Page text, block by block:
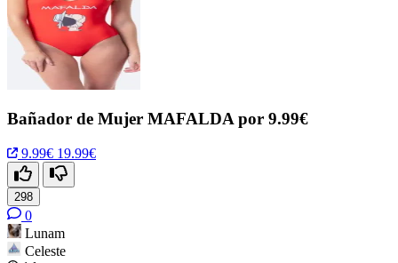
Bañador de Mujer MAFALDA por 9.99€
9.99€ 19.99€
298
0
Lunam
Celeste